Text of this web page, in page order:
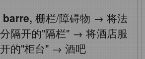
barre, 栅栏/障碍物 → 将法
隔开的"隔栏" → 将酒店服
的"柜台" → 酒吧